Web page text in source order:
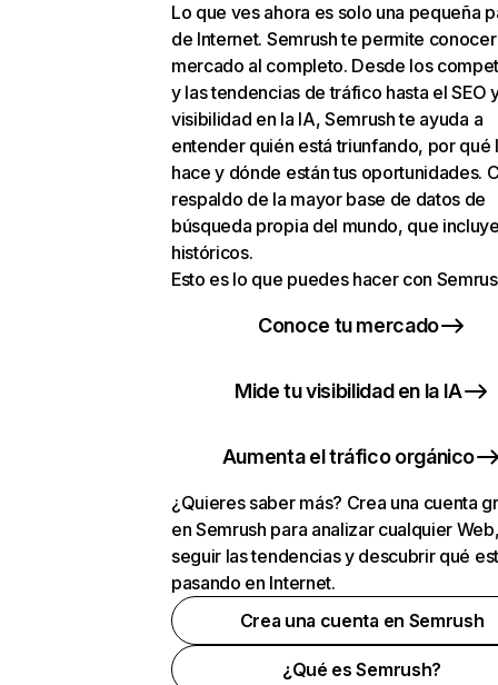
Lo que ves ahora es solo una pequeña
de Internet. Semrush te permite
mercado al completo. Desde los
y las tendencias de tráfico hasta el SEO
visibilidad en la IA, Semrush te ayuda a
entender quién está triunfando, por qué
hace y dónde están tus oportunidades.
respaldo de la mayor base de datos de
búsqueda propia del mundo, que
históricos.
Esto es lo que puedes hacer con
Conoce tu mercado
Mide tu visibilidad en la IA
Aumenta el tráfico orgánico
¿Quieres saber más? Crea una cuenta
en Semrush para analizar cualquier
seguir las tendencias y descubrir qué
pasando en Internet.
Crea una cuenta en Semrush
¿Qué es Semrush?